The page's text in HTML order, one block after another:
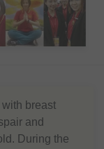
with breast
and
During the